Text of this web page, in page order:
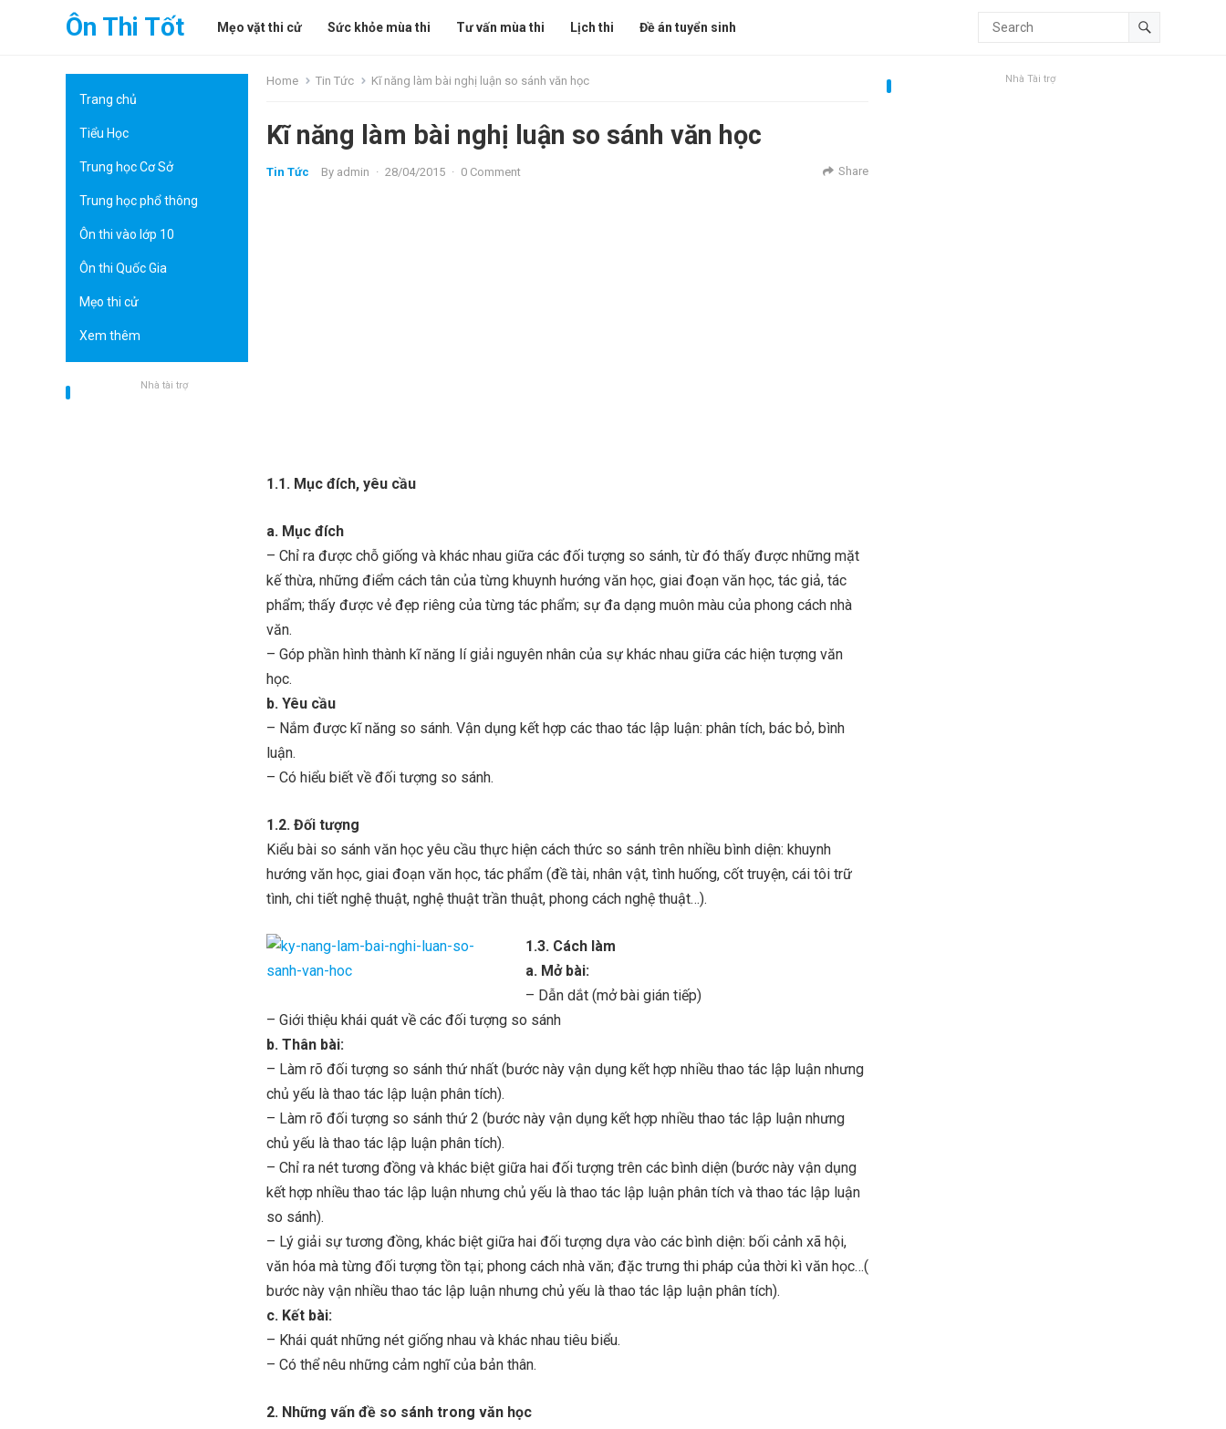
Ôn Thi Tốt Mẹo vặt thi cử Sức khỏe mùa thi Tư vấn mùa thi Lịch thi Đề án tuyển sinh
Trang chủ
Tiểu Học
Trung học Cơ Sở
Trung học phổ thông
Ôn thi vào lớp 10
Ôn thi Quốc Gia
Mẹo thi cử
Xem thêm
Nhà tài trợ
Home Tin Tức Kĩ năng làm bài nghị luận so sánh văn học
Kĩ năng làm bài nghị luận so sánh văn học
Tin Tức By admin · 28/04/2015 · 0 Comment Share
1.1. Mục đích, yêu cầu
a. Mục đích
– Chỉ ra được chỗ giống và khác nhau giữa các đối tượng so sánh, từ đó thấy được những mặt
kế thừa, những điểm cách tân của từng khuynh hướng văn học, giai đoạn văn học, tác giả, tác
phẩm; thấy được vẻ đẹp riêng của từng tác phẩm; sự đa dạng muôn màu của phong cách nhà
văn.
– Góp phần hình thành kĩ năng lí giải nguyên nhân của sự khác nhau giữa các hiện tượng văn
học.
b. Yêu cầu
– Nắm được kĩ năng so sánh. Vận dụng kết hợp các thao tác lập luận: phân tích, bác bỏ, bình
luận.
– Có hiểu biết về đối tượng so sánh.
1.2. Đối tượng
Kiểu bài so sánh văn học yêu cầu thực hiện cách thức so sánh trên nhiều bình diện: khuynh
hướng văn học, giai đoạn văn học, tác phẩm (đề tài, nhân vật, tình huống, cốt truyện, cái tôi trữ
tình, chi tiết nghệ thuật, nghệ thuật trần thuật, phong cách nghệ thuật…).
1.3. Cách làm
a. Mở bài:
– Dẫn dắt (mở bài gián tiếp)
– Giới thiệu khái quát về các đối tượng so sánh
b. Thân bài:
– Làm rõ đối tượng so sánh thứ nhất (bước này vận dụng kết hợp nhiều thao tác lập luận nhưng
chủ yếu là thao tác lập luận phân tích).
– Làm rõ đối tượng so sánh thứ 2 (bước này vận dụng kết hợp nhiều thao tác lập luận nhưng
chủ yếu là thao tác lập luận phân tích).
– Chỉ ra nét tương đồng và khác biệt giữa hai đối tượng trên các bình diện (bước này vận dụng
kết hợp nhiều thao tác lập luận nhưng chủ yếu là thao tác lập luận phân tích và thao tác lập luận
so sánh).
– Lý giải sự tương đồng, khác biệt giữa hai đối tượng dựa vào các bình diện: bối cảnh xã hội,
văn hóa mà từng đối tượng tồn tại; phong cách nhà văn; đặc trưng thi pháp của thời kì văn học…(
bước này vận nhiều thao tác lập luận nhưng chủ yếu là thao tác lập luận phân tích).
c. Kết bài:
– Khái quát những nét giống nhau và khác nhau tiêu biểu.
– Có thể nêu những cảm nghĩ của bản thân.
2. Những vấn đề so sánh trong văn học
Nhà Tài trợ